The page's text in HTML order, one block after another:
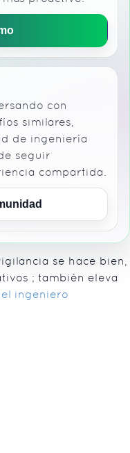
con
similares,
de ingeniería
seguir
compartida.
se hace bien,
; también eleva
ingeniero